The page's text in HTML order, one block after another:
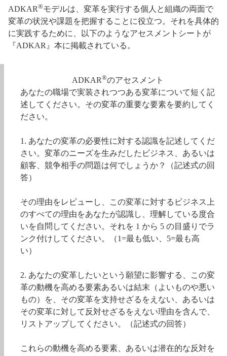
ADKAR®モデルは、変革を実行する個人と組織の両面で
変革の状況や課題を把握することに役立つ。それを具体的
に実践するために、以下のようなアセスメントシートが
『ADKAR』本に掲載されている。
ADKAR®のアセスメント
あなたの職場で実装されつつある変革について短く記
述してください。その変革の重要な要素を要約してく
ださい。
1. あなたの変革の必要性に対する認識を記述してくだ
さい。変革のニーズを生みだしたビジネス、あるいは
顧客、競争相手の問題は何でしょうか？（記述式の回
答）
その理由をレビューし、この変革に対するビジネス上
のすべての理由をあなたが認識し、理解している度合
いを自問してください。それを 1 から 5 の目盛りでラ
ンク付けしてください。（1=最も低い、5=最も高
い）
2. あなたの変革したいという願望に影響する、この変
革の動機を高める要素あるいは結末（よいものや悪い
もの）を、その変革を支持せざるをえない、あるいは
その変革に対して反対せざるをえない理由を含んで、
リストアップしてください。（記述式の回答）
これらの動機を高める要素、あるいは潜在的な反対を